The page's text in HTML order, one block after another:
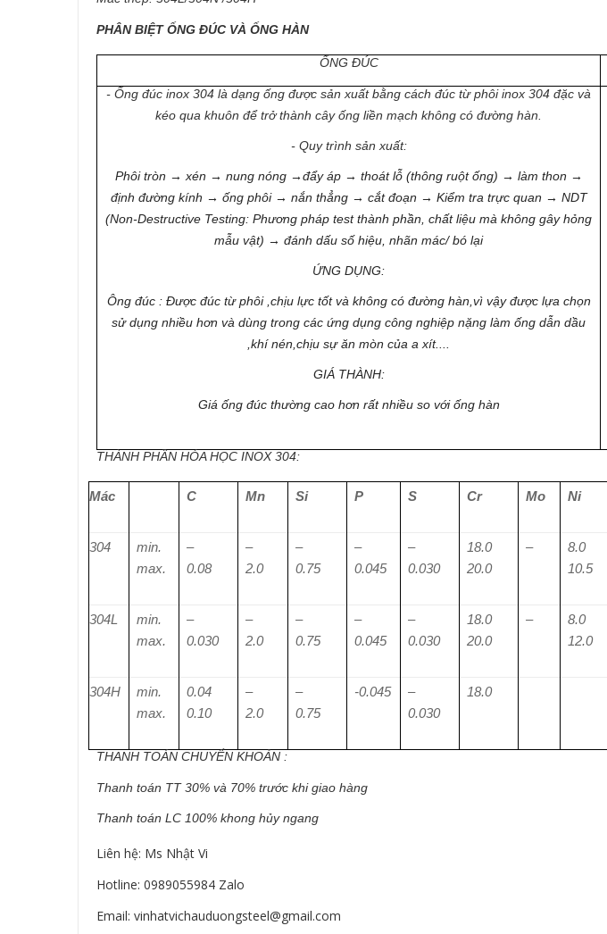
PHÂN BIỆT ỐNG ĐÚC VÀ ỐNG HÀN
ỐNG ĐÚC
- Ống đúc inox 304 là dạng ống được sản xuất bằng cách đúc từ phôi inox 304 đặc và
kéo qua khuôn để trở thành cây ống liền mạch không có đường hàn.
- Quy trình sản xuất:
Phôi tròn → xén → nung nóng →đẩy áp → thoát lỗ (thông ruột ống) → làm thon →
định đường kính → ống phôi → nắn thẳng → cắt đoạn → Kiểm tra trực quan → NDT
(Non-Destructive Testing: Phương pháp test thành phần, chất liệu mà không gây hỏng
mẫu vật) → đánh dấu số hiệu, nhãn mác/ bó lại
ỨNG DỤNG:
Ông đúc : Được đúc từ phôi ,chịu lực tốt và không có đường hàn,vì vậy được lựa chọn
sử dụng nhiều hơn và dùng trong các ứng dụng công nghiệp nặng làm ống dẫn dầu
,khí nén,chịu sự ăn mòn của a xít....
GIÁ THÀNH:
Giá ống đúc thường cao hơn rất nhiều so với ống hàn
THÀNH PHẦN HÓA HỌC INOX 304:
Mác C Mn Si P S Cr Mo Ni
304
min.
max.
–
0.08
–
2.0
–
0.75
–
0.045
–
0.030
18.0
20.0
–
8.0
10.5
304L
min.
max.
–
0.030
–
2.0
–
0.75
–
0.045
–
0.030
18.0
20.0
–
8.0
12.0
304H
min.
max.
0.04
0.10
–
2.0
–
0.75
-0.045
–
0.030
18.0
THANH TOÁN CHUYỂN KHOẢN :
Thanh toán TT 30% và 70% trước khi giao hàng
Thanh toán LC 100% khong hủy ngang
Liên hệ: Ms Nhật Vi
Hotline: 0989055984 Zalo
Email: vinhatvichauduongsteel@gmail.com